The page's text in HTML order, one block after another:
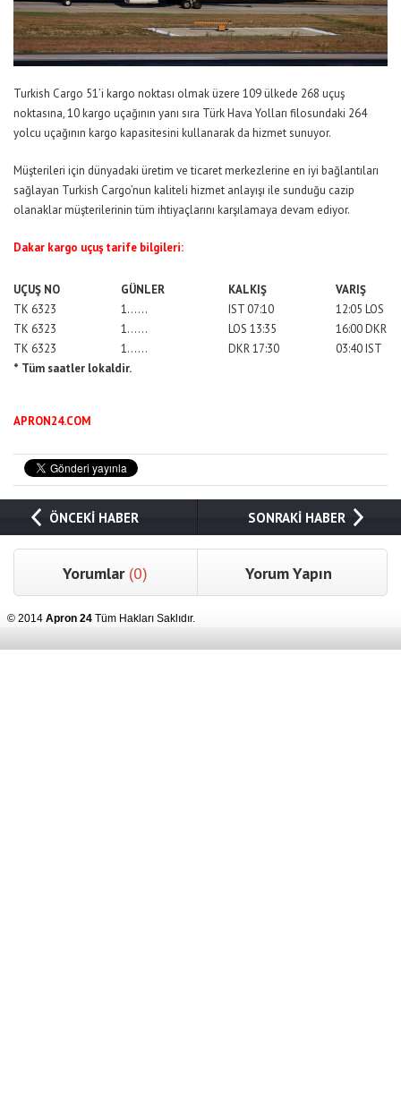
Turkish Cargo 51’i kargo noktası olmak üzere 109 ülkede 268 uçuş
noktasına, 10 kargo uçağının yanı sıra Türk Hava Yolları filosundaki 264
yolcu uçağının kargo kapasitesini kullanarak da hizmet sunuyor.
Müşterileri için dünyadaki üretim ve ticaret merkezlerine en iyi bağlantıları
sağlayan Turkish Cargo’nun kaliteli hizmet anlayışı ile sunduğu cazip
olanaklar müşterilerinin tüm ihtiyaçlarını karşılamaya devam ediyor.
Dakar kargo uçuş tarife bilgileri:
UÇUŞ NO GÜNLER KALKIŞ
VARIŞ
TK 6323
1…… IST 07:10
12:05 LOS
TK 6323
1…… LOS 13:35
16:00 DKR
TK 6323
1…… DKR 17:30
03:40 IST
* Tüm saatler lokaldir.
APRON24.COM
ÖNCEKİ HABER SONRAKİ HABER
Yorumlar (0) Yorum Yapın
© 2014 Apron 24 Tüm Hakları Saklıdır.